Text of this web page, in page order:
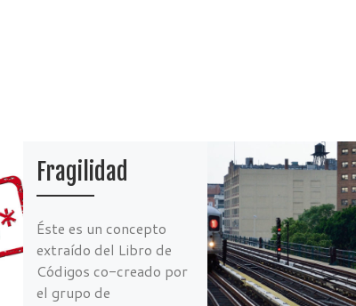
Fragilidad
Éste es un concepto
extraído del Libro de
Códigos co-creado por
el grupo de